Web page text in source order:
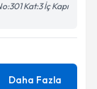
Kat:3 İç Kapı
Daha Fazla